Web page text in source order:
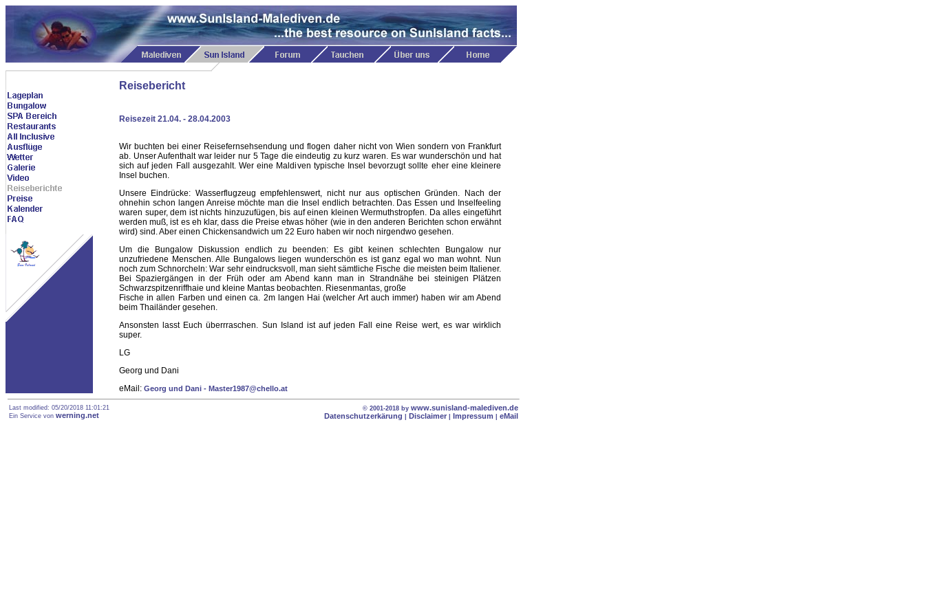
Reisebericht
Reisezeit 21.04. - 28.04.2003
Wir buchten bei einer Reisefernsehsendung und flogen daher nicht von Wien sondern von Frankfurt
ab. Unser Aufenthalt war leider nur 5 Tage die eindeutig zu kurz waren. Es war wunderschön und hat
sich auf jeden Fall ausgezahlt. Wer eine Maldiven typische Insel bevorzugt sollte eher eine kleinere
Insel buchen.
Unsere Eindrücke: Wasserflugzeug empfehlenswert, nicht nur aus optischen Gründen. Nach der
ohnehin schon langen Anreise möchte man die Insel endlich betrachten. Das Essen und Inselfeeling
waren super, dem ist nichts hinzuzufügen, bis auf einen kleinen Wermuthstropfen. Da alles eingeführt
werden muß, ist es eh klar, dass die Preise etwas höher (wie in den anderen Berichten schon erwähnt
wird) sind. Aber einen Chickensandwich um 22 Euro haben wir noch nirgendwo gesehen.
Um die Bungalow Diskussion endlich zu beenden: Es gibt keinen schlechten Bungalow nur
unzufriedene Menschen. Alle Bungalows liegen wunderschön es ist ganz egal wo man wohnt. Nun
noch zum Schnorcheln: War sehr eindrucksvoll, man sieht sämtliche Fische die meisten beim Italiener.
Bei Spaziergängen in der Früh oder am Abend kann man in Strandnähe bei steinigen Plätzen
Schwarzspitzenriffhaie und kleine Mantas beobachten. Riesenmantas, große
Fische in allen Farben und einen ca. 2m langen Hai (welcher Art auch immer) haben wir am Abend
beim Thailänder gesehen.
Ansonsten lasst Euch überrraschen. Sun Island ist auf jeden Fall eine Reise wert, es war wirklich
super.
LG
Georg und Dani
eMail: Georg und Dani - Master1987@chello.at
Last modified: 05/20/2018 11:01:21
Ein Service von werning.net
© 2001-2018 by www.sunisland-malediven.de
Datenschutzerkärung
Disclaimer Impressum eMail